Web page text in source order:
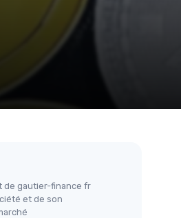
de gautier-finance fr
et de son